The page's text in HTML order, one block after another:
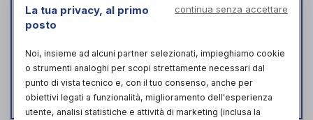
Prodotto momentaneamente non
potrebbero avere disponibile il prodotto o una sua
alternativa!
Verifica disponibilità
La tua privacy, al primo
posto
continua senza accettare
Noi, insieme ad alcuni partner selezionati, impieghiamo cookie
o strumenti analoghi per scopi strettamente necessari dal
punto di vista tecnico e, con il tuo consenso, anche per
obiettivi legati a funzionalità, miglioramento dell'esperienza
utente, analisi statistiche e attività di marketing (inclusa la